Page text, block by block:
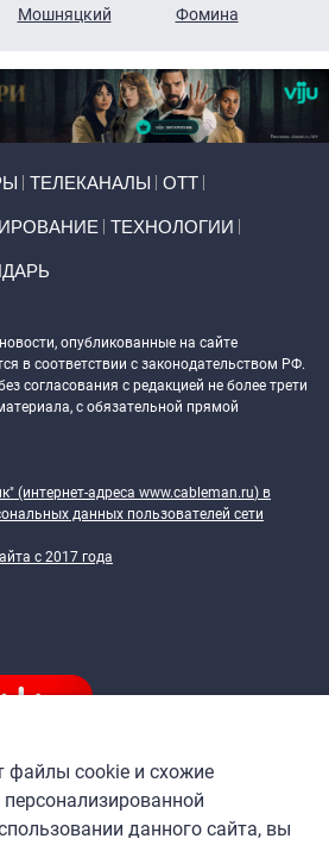
Мошняцкий
Фомина
ТЕЛЕКАНАЛЫ ОТТ
ТЕХНОЛОГИИ
опубликованные на сайте
в соответствии с законодательством РФ.
согласования с редакцией не более трети
с обязательной прямой
(интернет-адреса www.cableman.ru) в
данных пользователей сети
c 2017 года
файлы cookie и схожие
данного сайта, вы